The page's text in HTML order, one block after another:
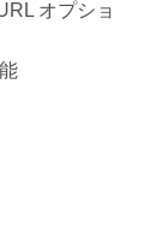
オプショ